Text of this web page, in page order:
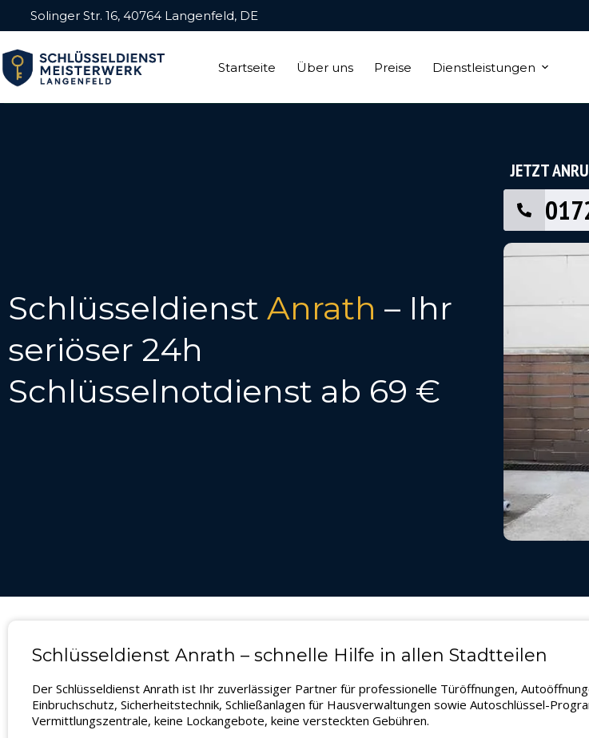
Solinger Str. 16, 40764 Langenfeld, DE
Startseite Über uns Preise Dienstleistungen
Schlüsseldienst Anrath – Ihr
seriöser 24h
Schlüsselnotdienst ab 69 €
JETZT
Schlüsseldienst Anrath – schnelle Hilfe in allen Stadtteilen
Der Schlüsseldienst Anrath ist Ihr zuverlässiger Partner für professionelle Türöffnungen,
Einbruchschutz, Sicherheitstechnik, Schließanlagen für Hausverwaltungen sowie Autoschlüssel-
Vermittlungszentrale, keine Lockangebote, keine versteckten Gebühren.